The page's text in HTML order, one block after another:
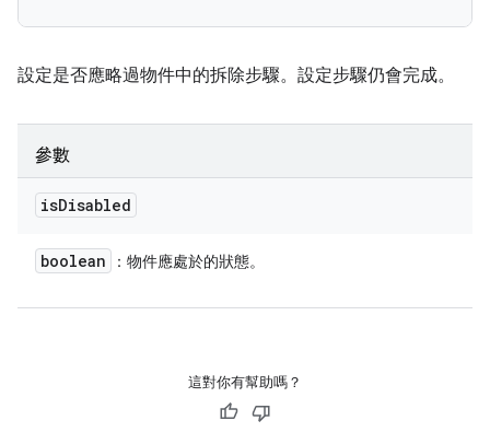
設定是否應略過物件中的拆除步驟。設定步驟仍會完成。
參數
isDisabled
boolean ：物件應處於的狀態。
這對你有幫助嗎？